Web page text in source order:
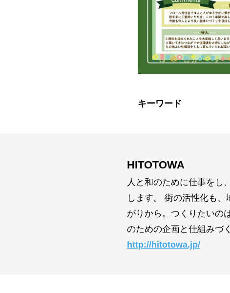
キーワード
HITOTOWA
人と和のために仕事をし
します。 街の活性化も
がりから。つくりたいの
のための企画と仕組みづ
http://hitotowa.jp/